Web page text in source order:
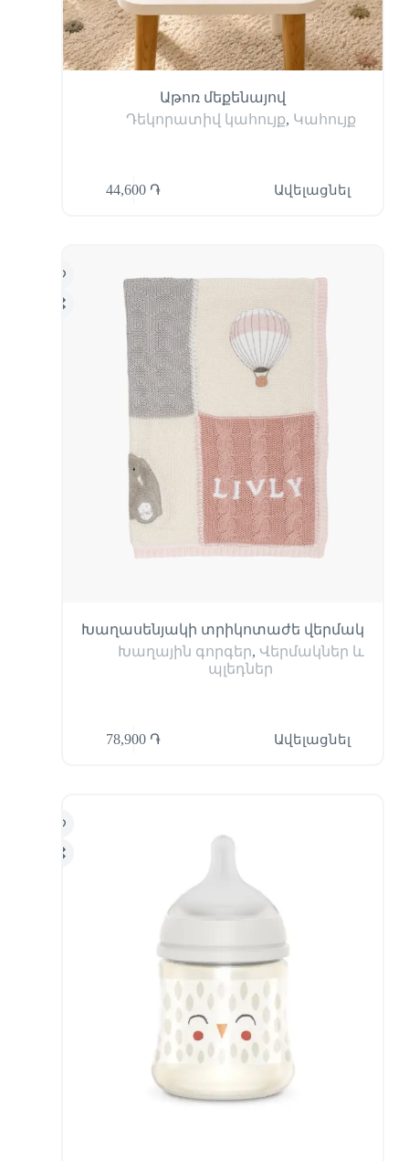
Աթոռ մեքենայով
Դեկորատիվ կահույք, Կահույք
44,600 ֏ Ավելացնել
Խաղասենյակի տրիկոտաժե վերմակ
Խաղային գորգեր, Վերմակներ և
պլեդներ
78,900 ֏ Ավելացնել